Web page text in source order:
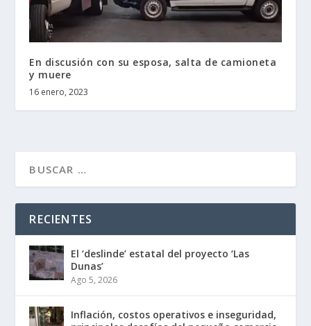
En discusión con su esposa, salta de camioneta
y muere
16 enero, 2023
RECIENTES
El ‘deslinde’ estatal del proyecto ‘Las
Dunas’
Ago 5, 2026
Inflación, costos operativos e inseguridad,